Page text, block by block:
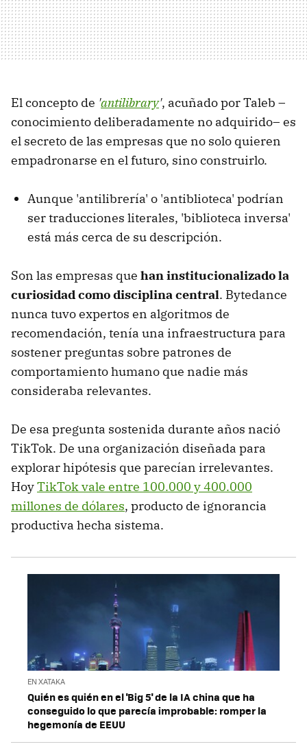
El concepto de 'antilibrary', acuñado por Taleb –
conocimiento deliberadamente no adquirido– es
el secreto de las empresas que no solo quieren
empadronarse en el futuro, sino construirlo.
Aunque 'antilibrería' o 'antiblioteca' podrían
ser traducciones literales, 'biblioteca inversa'
está más cerca de su descripción.
Son las empresas que han institucionalizado la
curiosidad como disciplina central. Bytedance
nunca tuvo expertos en algoritmos de
recomendación, tenía una infraestructura para
sostener preguntas sobre patrones de
comportamiento humano que nadie más
consideraba relevantes.
De esa pregunta sostenida durante años nació
TikTok. De una organización diseñada para
explorar hipótesis que parecían irrelevantes.
HoyTikTok vale entre 100.000 y 400.000
millones de dólares, producto de ignorancia
productiva hecha sistema.
EN XATAKA
Quién es quién en el 'Big 5' de la IA china que ha
conseguido lo que parecía improbable: romper la
hegemonía de EEUU